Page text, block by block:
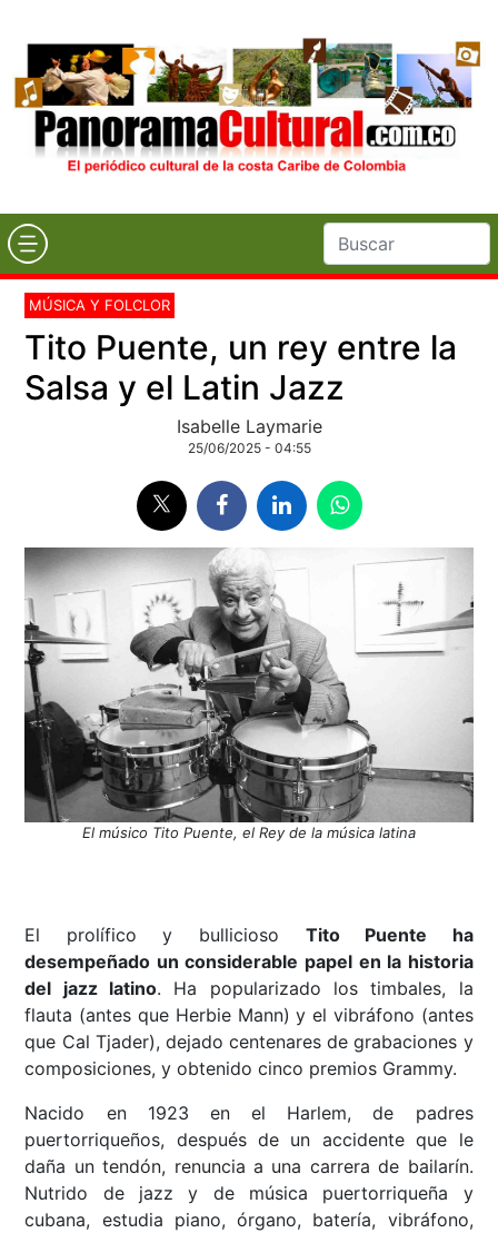
MÚSICA Y FOLCLOR
Tito Puente, un rey entre la
Salsa y el Latin Jazz
Isabelle Laymarie
25/06/2025 - 04:55
El músico Tito Puente, el Rey de la música latina
El prolífico y bullicioso Tito Puente ha
desempeñado un considerable papel en la historia
del jazz latino. Ha popularizado los timbales, la
flauta (antes que Herbie Mann) y el vibráfono (antes
que Cal Tjader), dejado centenares de grabaciones y
composiciones, y obtenido cinco premios Grammy.
Nacido en 1923 en el Harlem, de padres
puertorriqueños, después de un accidente que le
daña un tendón, renuncia a una carrera de bailarín.
Nutrido de jazz y de música puertorriqueña y
cubana, estudia piano, órgano, batería, vibráfono,